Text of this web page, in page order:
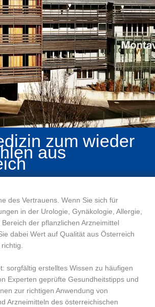
zum wieder
aus
des Vertrauens. Wenn Sie sich für
in der Urologie, Gynäkologie, Allergie,
der pflanzlichen Arzneimittel
dabei Wert auf Qualität aus Österreich
sorgfältig erstelltes Wissen zu häufigen
Experten geprüfte Gesundheitstipps und
zur richtigen Anwendung von
Arzneimitteln des österreichischen